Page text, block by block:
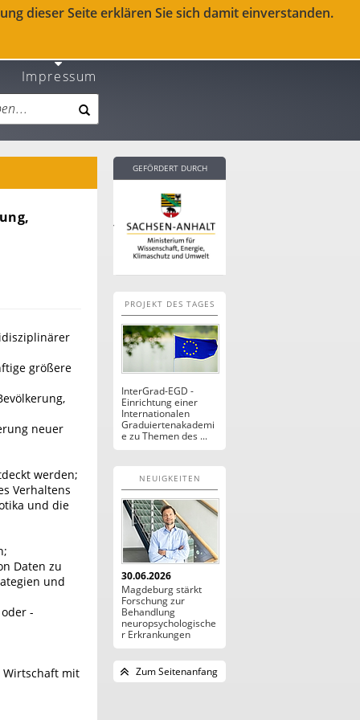
dieser Seite erklären Sie sich damit einverstanden.
Impressum
größere
neuer
werden;
Verhaltens
und die
Daten zu
und
-
Wirtschaft mit
GEFÖRDERT DURCH
PROJEKT DES TAGES
InterGrad-EGD -
Einrichtung einer
Internationalen
Graduiertenakademi
e zu Themen des ...
NEUIGKEITEN
30.06.2026
Magdeburg stärkt
Forschung zur
Behandlung
neuropsychologische
r Erkrankungen
Zum Seitenanfang